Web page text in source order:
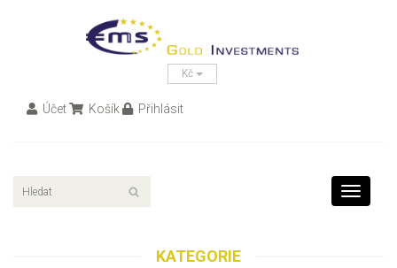
Kč
Účet Košík Přihlásit
Toggle
KATEGORIE